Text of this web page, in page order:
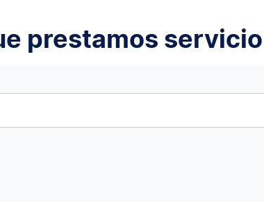
prestamos servicio